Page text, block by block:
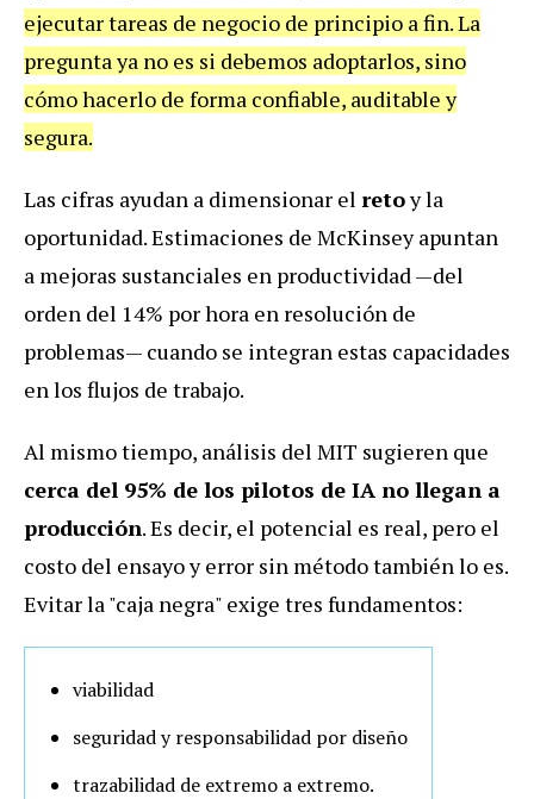
ejecutar tareas de negocio de principio a fin. La
pregunta ya no es si debemos adoptarlos, sino
cómo hacerlo de forma confiable, auditable y
segura.
Las cifras ayudan a dimensionar el retoy la
oportunidad. Estimaciones de McKinsey apuntan
a mejoras sustanciales en productividad —del
orden del 14% por hora en resolución de
problemas— cuando se integran estas capacidades
en los flujos de trabajo.
Al mismo tiempo, análisis del MIT sugieren que
cerca del 95% de los pilotos de IA no llegan a
producción. Es decir, el potencial es real, pero el
costo del ensayo y error sin método también lo es.
Evitar la "caja negra" exige tres fundamentos:
viabilidad
seguridad y responsabilidad por diseño
trazabilidad de extremo a extremo.